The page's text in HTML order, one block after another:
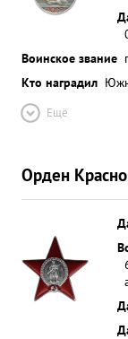
Воинское звание
Кто наградил
Ещё
Орден